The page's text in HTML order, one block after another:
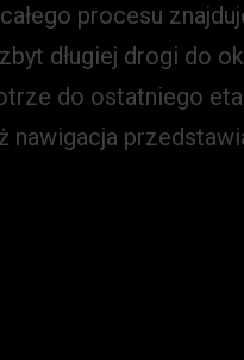
procesu
długiej drogi do
do ostatniego